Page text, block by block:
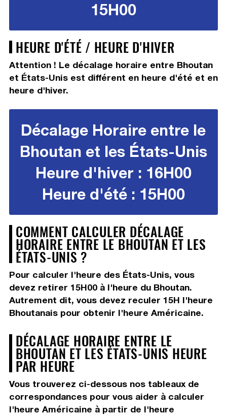
15H00
HEURE D'ÉTÉ / HEURE D'HIVER
Attention ! Le décalage horaire entre Bhoutan
et États-Unis est différent en heure d'été et en
heure d'hiver.
Décalage Horaire entre le
Bhoutan et les États-Unis
Heure d'hiver : 16H00
Heure d'été : 15H00
COMMENT CALCULER DÉCALAGE
HORAIRE ENTRE LE BHOUTAN ET LES
ÉTATS-UNIS ?
Pour calculer l'heure des États-Unis, vous
devez retirer 15H00à l'heure du Bhoutan.
Autrement dit, vous devez reculer 15H l'heure
Bhoutanais pour obtenir l'heure Américaine.
DÉCALAGE HORAIRE ENTRE LE
BHOUTAN ET LES ÉTATS-UNIS HEURE
PAR HEURE
Vous trouverez ci-dessous nos tableaux de
correspondances pour vous aider à calculer
l'heure Américaine à partir de l'heure